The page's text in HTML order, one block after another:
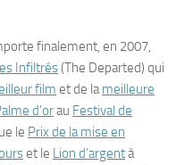
finalement, en 2007,
Infiltrés(The Departed) qui
film et de lameilleure
d’orau Festival de
le Prix de la mise en
et le Lion d’argentà